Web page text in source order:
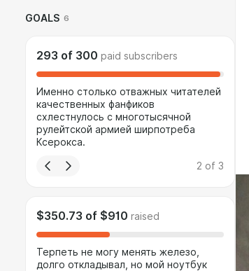
GOALS 6
293 of 300 paid subscribers
Именно столько отважных читателей
качественных фанфиков
схлестнулось с многотысячной
рулейтской армией ширпотреба
Ксерокса.
2 of 3
$350.73 of $910 raised
Терпеть не могу менять железо,
долго откладывал, но мой ноутбук